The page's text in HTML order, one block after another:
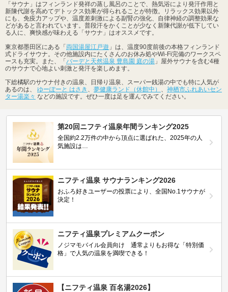
「サウナ」はフィンランド発祥の蒸し風呂のことで、熱気浴により発汗作用と
新陳代謝を高めてデトックス効果が得られることが特徴。リラックス効果以外
にも、免疫力アップや、温度差刺激による副腎の強化、自律神経の調整効果な
どがあると言われています。普段汗をかくことが少なく新陳代謝が低下してい
る人に、爽快感が味わえる「サウナ」はオススメです。
東京都墨田区にある「 両国湯屋江戸遊 」は、温度90度前後の本格フィンランド
式ドライサウナ。その他施設内にたくさんのお休み処やWi-Fi完備のワークスペ
ースも充実。また、「 バーデと天然温泉 豊島園 庭の湯 」屋外サウナを含む4種
のサウナで心地よい刺激と発汗を楽しめます。
下総橘駅のサウナ付きの温泉、日帰り温泉、スーパー銭湯の中でも特に人気が
あるのは、 ゆーぽーと はさき 、 夢健康ランド（休館中） 、 神栖市ふれあいセン
ター湯楽々 などの施設です。ぜひ一度は足を運んでみてください。
第20回ニフティ温泉年間ランキング2025
全国約2.2万件の中から頂点に選ばれた、2025年の人
気施設は…
ニフティ温泉 サウナランキング2026
おふろ好きユーザーの投票により、全国No.1サウナが
決定！
ニフティ温泉プレミアムクーポン
ノジマモバイル会員向け 通常よりもお得な「特別価
格」で人気の温泉を満喫できる！
【ニフティ温泉 百名湯2026】